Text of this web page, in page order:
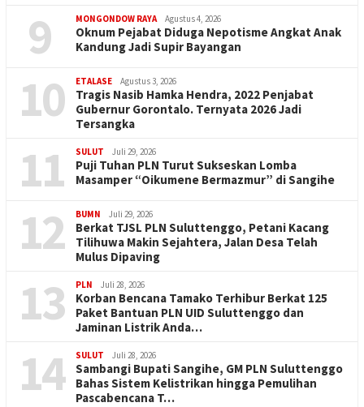
9 MONGONDOW RAYA Agustus 4, 2026
Oknum Pejabat Diduga Nepotisme Angkat Anak
Kandung Jadi Supir Bayangan
10 ETALASE Agustus 3, 2026
Tragis Nasib Hamka Hendra, 2022 Penjabat
Gubernur Gorontalo. Ternyata 2026 Jadi
Tersangka
11 SULUT Juli 29, 2026
Puji Tuhan PLN Turut Sukseskan Lomba
Masamper “Oikumene Bermazmur” di Sangihe
12 BUMN Juli 29, 2026
Berkat TJSL PLN Suluttenggo, Petani Kacang
Tilihuwa Makin Sejahtera, Jalan Desa Telah
Mulus Dipaving
13 PLN Juli 28, 2026
Korban Bencana Tamako Terhibur Berkat 125
Paket Bantuan PLN UID Suluttenggo dan
Jaminan Listrik Anda…
14 SULUT Juli 28, 2026
Sambangi Bupati Sangihe, GM PLN Suluttenggo
Bahas Sistem Kelistrikan hingga Pemulihan
Pascabencana T…